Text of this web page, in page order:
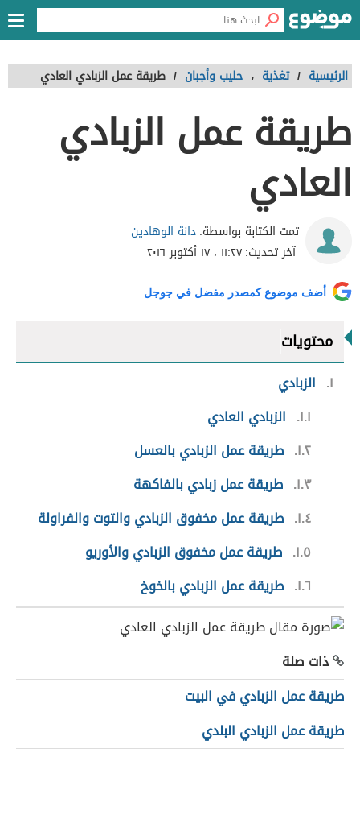
الرئيسية / تغذية ، حليب وأجبان / طريقة عمل الزبادي العادي
طريقة عمل الزبادي
العادي
تمت الكتابة بواسطة:دانة الوهادين
آخر تحديث:١١:٢٧ ، ١٧ أكتوبر ٢٠١٦
أضف موضوع كمصدر مفضل في جوجل
محتويات
١
الزبادي
١.١
الزبادي العادي
١.٢ طريقة عمل الزبادي بالعسل
١.٣ طريقة عمل زبادي بالفاكهة
١.٤ طريقة عمل مخفوق الزبادي والتوت والفراولة
١.٥ طريقة عمل مخفوق الزبادي والأوريو
١.٦ طريقة عمل الزبادي بالخوخ
ذات صلة
طريقة عمل الزبادي في البيت
طريقة عمل الزبادي البلدي